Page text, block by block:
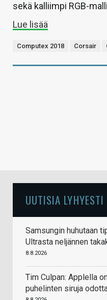
sekä kalliimpi RGB-
Lue lisää
Computex 2018 Corsair
UUTISIA LYHYESTI
Samsungin huhutaan
Ultrasta neljännen
8.8.2026
Tim Culpan: Applella
puhelinten siruja